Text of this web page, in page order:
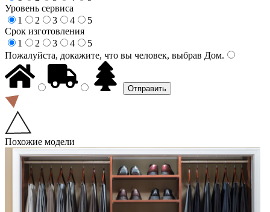
Уровень сервиса
1
2 3 4
5
Срок изготовления
1
2 3 4
5
Пожалуйста, докажите, что вы человек, выбрав Дом.
Похожие модели